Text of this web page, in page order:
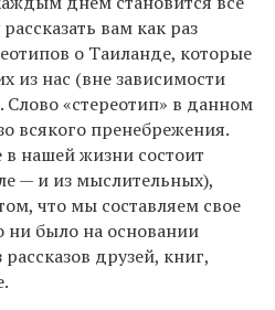
вам как раз
о Таиланде, которые
из нас (вне зависимости
«стереотип» в данном
всякого пренебрежения.
в нашей жизни состоит
— и из мыслительных),
что мы составляем свое
ни было на основании
друзей, книг,